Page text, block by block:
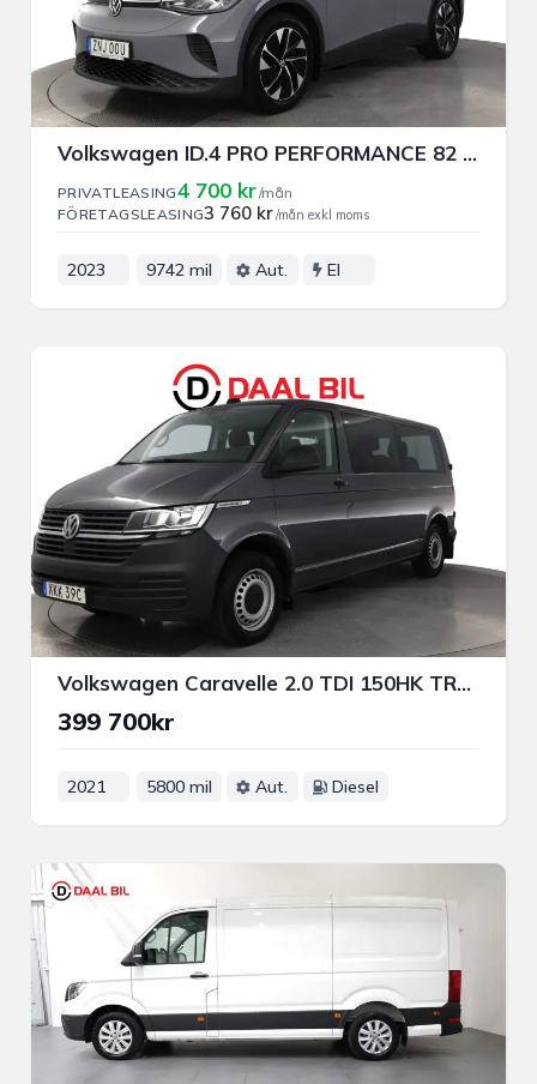
Volkswagen ID.4 PRO PERFORMANCE 82 kWh 204HK PRIVAT/FÖRETAGSLEASING
PRIVATLEASING4 700 kr/mån
FÖRETAGSLEASING3 760 kr/mån exkl moms
2023 9742 mil Aut. El
Volkswagen Caravelle 2.0 TDI 150HK TRENDLINE 9-SITS DRAG P-VÄRM APP-CONNECT
399 700kr
2021 5800 mil Aut. Diesel